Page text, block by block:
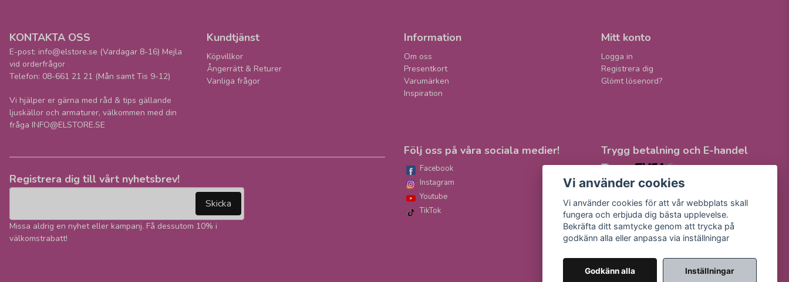
KONTAKTA OSS
E-post: info@elstore.se (Vardagar 8-16) Mejla
vid orderfrågor
Telefon: 08-661 21 21 (Mån samt Tis 9-12)
Vi hjälper er gärna med råd & tips gällande
ljuskällor och armaturer, välkommen med din
fråga INFO@ELSTORE.SE
Kundtjänst
Köpvillkor
Ångerrätt & Returer
Vanliga frågor
Information
Om oss
Presentkort
Varumärken
Inspiration
Mitt konto
Logga in
Registrera dig
Glömt lösenord?
Registrera dig till vårt nyhetsbrev!
Skicka
Missa aldrig en nyhet eller kampanj. Få dessutom 10% i
välkomstrabatt!
Följ oss på våra sociala medier!
Facebook
Instagram
Youtube
TikTok
Trygg betalning och E-handel
Vi använder cookies
Vi använder cookies för att vår webbplats skall
fungera och erbjuda dig bästa upplevelse.
Bekräfta ditt samtycke genom att trycka på
godkänn alla eller anpassa via inställningar
Godkänn alla Inställningar